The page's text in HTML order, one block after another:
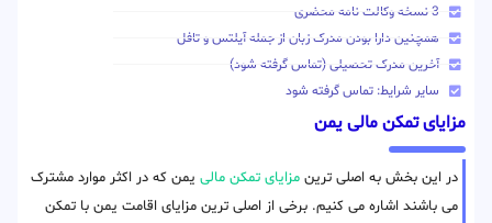
3 نسخه وکالت نامه محضری
همچنین دارا بودن مدرک زبان از جمله آیلتس و تافل
آخرین مدرک تحصیلی (تماس گرفته شود)
سایر شرایط: تماس گرفته شود
مزایای تمکن مالی یمن
در این بخش به اصلی ترین مزایای تمکن مالی یمن که در اکثر موارد مشترک
می باشند اشاره می کنیم. برخی از اصلی ترین مزایای اقامت یمن با تمکن